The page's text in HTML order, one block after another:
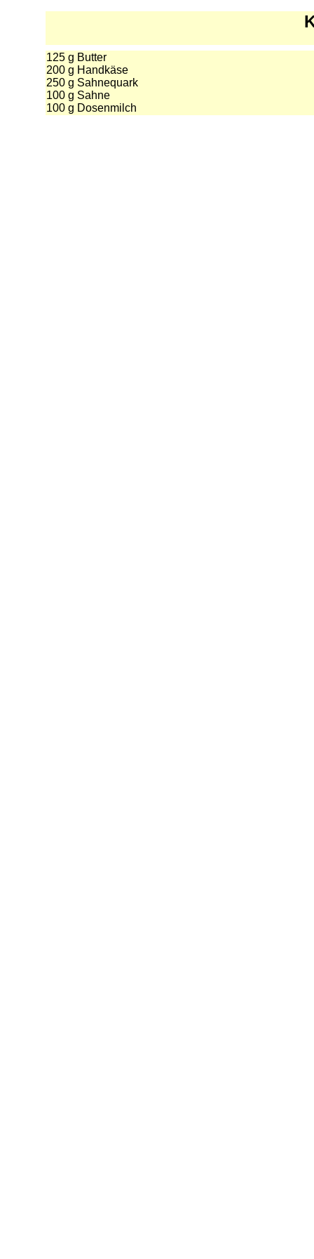
125 g Butter
200 g Handkäse
250 g Sahnequark
100 g Sahne
100 g Dosenmilch